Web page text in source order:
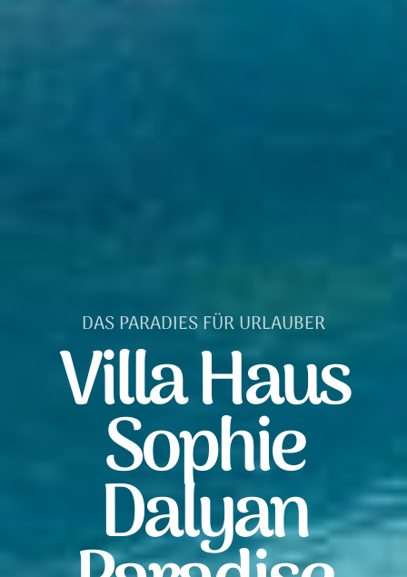
DAS PARADIES FÜR URLAUBER
Villa Haus
Sophie
Dalyan